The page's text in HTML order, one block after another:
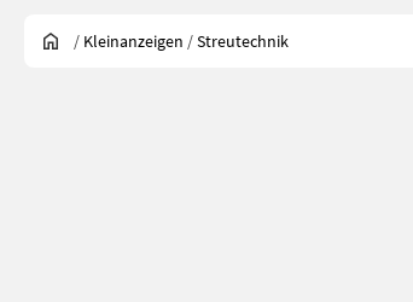
/ Kleinanzeigen /Streutechnik